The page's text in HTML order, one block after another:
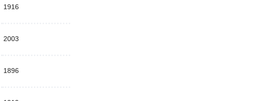
1916
2003
1896